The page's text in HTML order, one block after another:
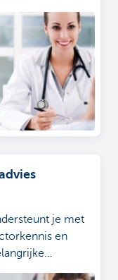
die financiële
hoeveel
je met
en
en